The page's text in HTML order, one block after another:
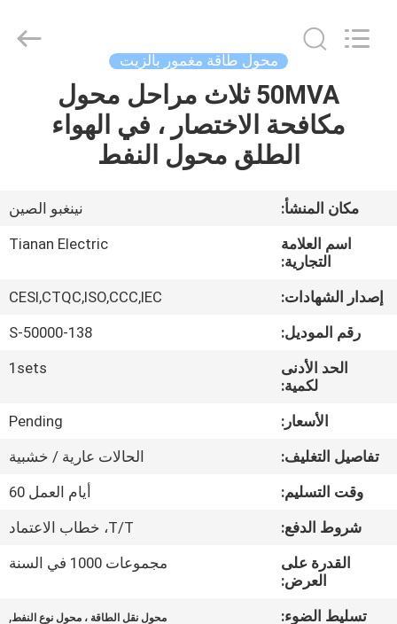
الصفحة
الرئيسية
عرض
الافتراضي
معلومات
جولة
في
المعمل
مراقبة
(Group)
Co.,Ltd..
محول طاقة مغمور بالزيت
50MVA ثلاث مراحل محول
مكافحة الاختصار ، في الهواء
الطلق محول النفط
مكان المنشأ:
نينغبو الصين
اسم العلامة
التجارية:
Tianan Electric
إصدار الشهادات:
CESI,CTQC,ISO,CCC,IEC
رقم الموديل:
S-50000-138
الحد الأدنى
لكمية:
1sets
الأسعار:
Pending
تفاصيل التغليف:
الحالات عارية / خشبية
وقت التسليم:
أيام العمل 60
شروط الدفع:
T/T، خطاب الاعتماد
القدرة على
العرض:
مجموعات 1000 في السنة
تسليط الضوء: محول نقل الطاقة ، محول نوع النفط,